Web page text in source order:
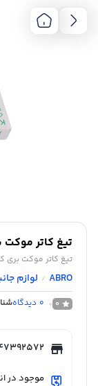
تیغ کاتر
تیغ کاتر موکت بری
ABRO
/ لوازم
0
0 دیدگاه
موجود در